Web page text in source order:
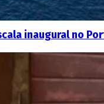
inaugural no